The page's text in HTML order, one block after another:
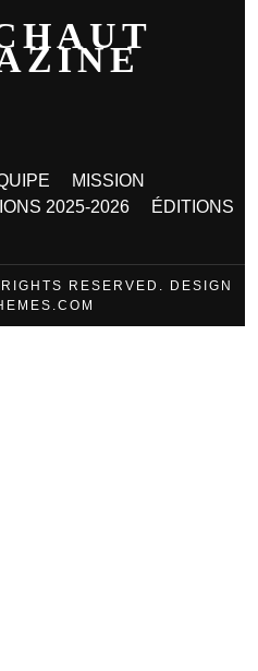
MISSION
2025-2026
ÉDITIONS
RESERVED. DESIGN